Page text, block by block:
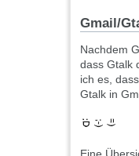
Gmail/
Nachdem
dass Gtalk
ich es,
Gtalk in